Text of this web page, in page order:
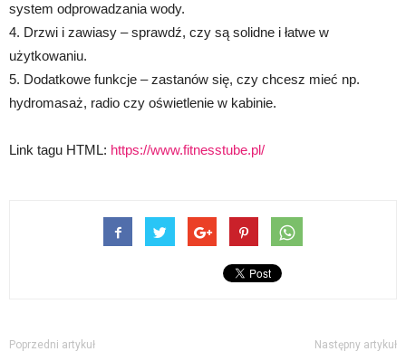
system odprowadzania wody.
4. Drzwi i zawiasy – sprawdź, czy są solidne i łatwe w
użytkowaniu.
5. Dodatkowe funkcje – zastanów się, czy chcesz mieć np.
hydromasaż, radio czy oświetlenie w kabinie.
Link tagu HTML: https://www.fitnesstube.pl/
Poprzedni artykuł Następny artykuł